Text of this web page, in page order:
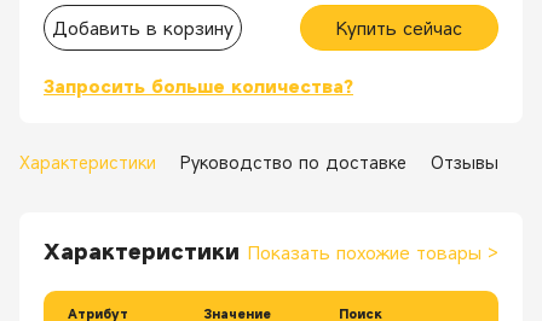
Добавить в корзину Купить сейчас
Запросить больше количества?
Характеристики Руководство по доставке Отзывы
Характеристики Показать похожие товары >
Атрибут Значение Поиск